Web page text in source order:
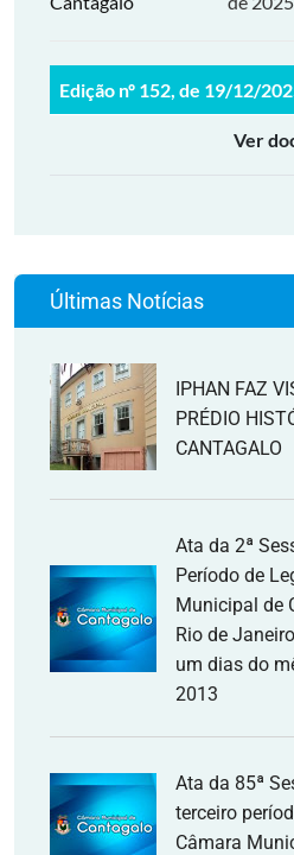
Edição nº 152, de 19/12/
Ver
Últimas Notícias
IPHAN FAZ
PRÉDIO
CANTAGALO
Ata da 2ª
Período de
Municipal de
Rio de
um dias do
2013
Ata da 85ª
terceiro
Câmara